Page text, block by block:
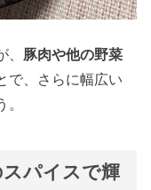
豚肉や他の野菜
で、さらに幅広い
パイスで輝